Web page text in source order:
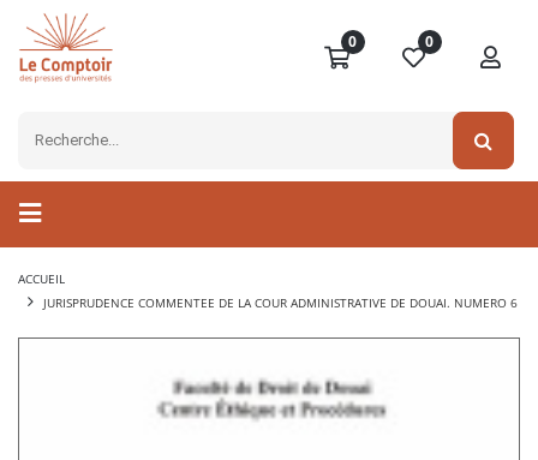
0 0
ACCUEIL
JURISPRUDENCE COMMENTEE DE LA COUR ADMINISTRATIVE DE DOUAI. NUMERO 6